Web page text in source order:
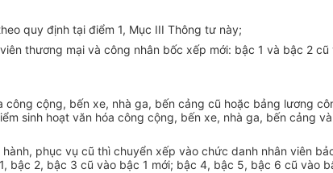
quy định tại điểm 1, Mục III Thông tư này;
thương mại và công nhân bốc xếp mới: bậc 1 và bậc 2
cộng, bến xe, nhà ga, bến cảng cũ hoặc bảng lương
sinh hoạt văn hóa công cộng, bến xe, nhà ga, bến cảng
phục vụ cũ thì chuyển xếp vào chức danh nhân viên
2, bậc 3 cũ vào bậc 1 mới; bậc 4, bậc 5, bậc 6 cũ vào